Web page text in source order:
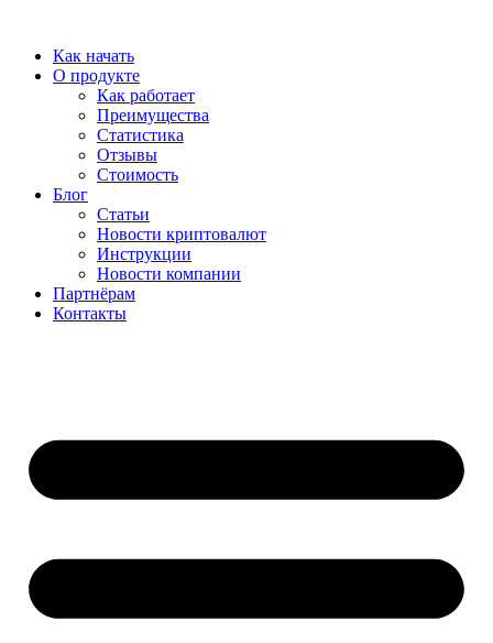
содержимому
Как начать
О продукте
Как работает
Преимущества
Статистика
Отзывы
Стоимость
Блог
Статьи
Новости криптовалют
Инструкции
Новости компании
Партнёрам
Контакты